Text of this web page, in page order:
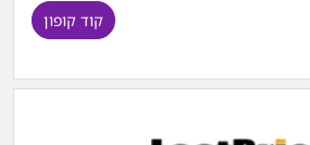
קוד קופון